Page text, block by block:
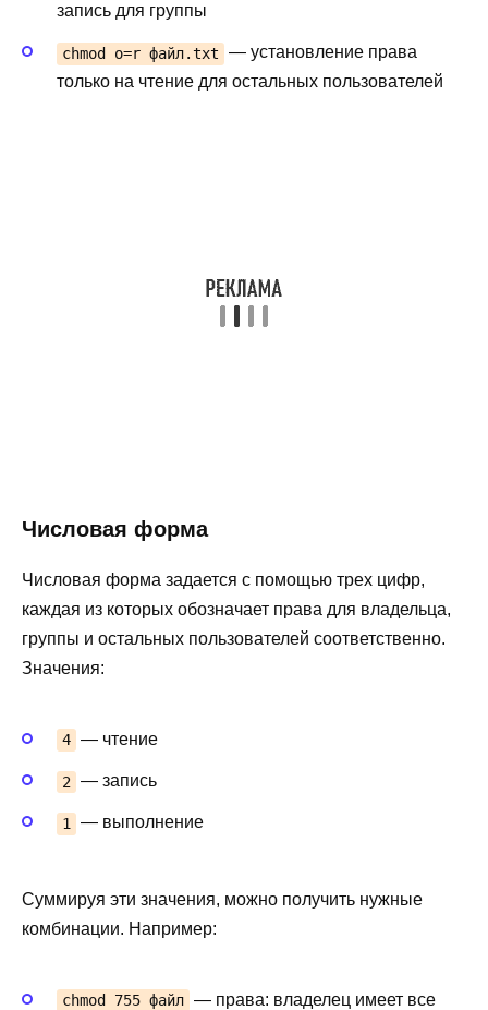
запись для группы
chmod o=r файл.txt
— установление права
только на чтение для остальных пользователей
Числовая форма
Числовая форма задается с помощью трех цифр,
каждая из которых обозначает права для владельца,
группы и остальных пользователей соответственно.
Значения:
4 — чтение
2 — запись
1 — выполнение
Суммируя эти значения, можно получить нужные
комбинации. Например:
chmod 755 файл — права: владелец имеет все